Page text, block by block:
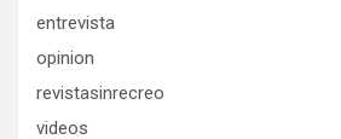
entrevista
opinion
revistasinrecreo
videos